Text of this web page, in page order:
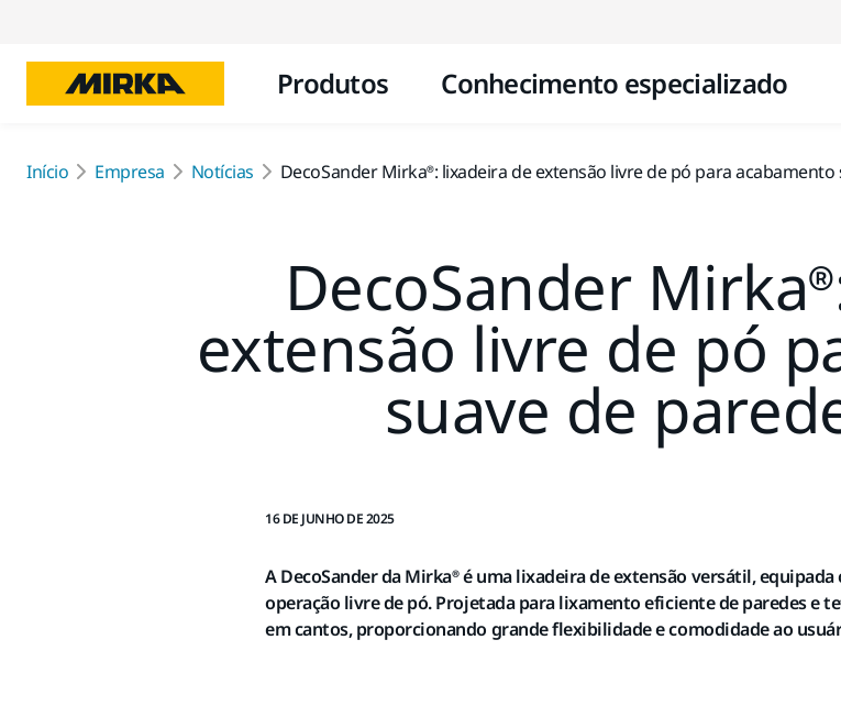
Produtos Conhecimento especializado
Início Empresa Notícias DecoSander Mirka®: lixadeira de extensão livre de pó para
DecoSander
extensão livre de pó
suave de
16 DE JUNHO DE 2025
A DecoSander da Mirka® é uma lixadeira de extensão versátil,
operação livre de pó. Projetada para lixamento eficiente de paredes e
em cantos, proporcionando grande flexibilidade e comodidade ao